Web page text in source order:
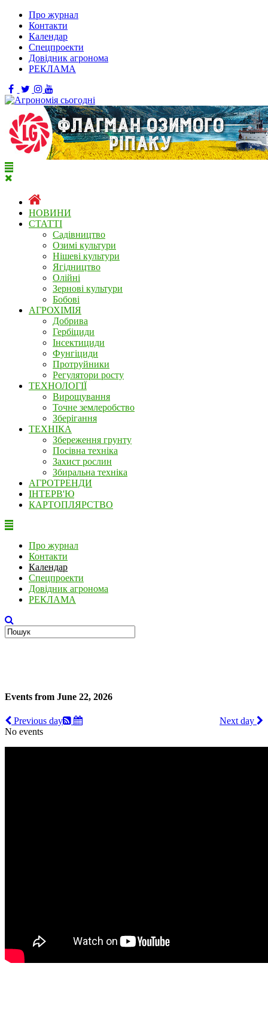
Про журнал
Контакти
Календар
Спецпроекти
Довідник агронома
РЕКЛАМА
НОВИНИ
СТАТТІ
Садівництво
Озимі культури
Нішеві культури
Ягідництво
Олійні
Зернові культури
Бобові
АГРОХІМІЯ
Добрива
Гербіциди
Інсектициди
Фунгіциди
Протруйники
Регулятори росту
ТЕХНОЛОГІЇ
Вирощування
Точне землеробство
Зберігання
ТЕХНІКА
Збереження грунту
Посівна техніка
Захист рослин
Збиральна техніка
АГРОТРЕНДИ
ІНТЕРВ'Ю
КАРТОПЛЯРСТВО
Про журнал
Контакти
Календар
Спецпроекти
Довідник агронома
РЕКЛАМА
Events from June 22, 2026
Previous day
Next day
No events